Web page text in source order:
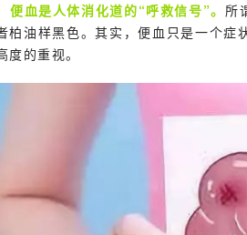
便血是人体消化道的“呼救信号”。 所
柏油样黑色。其实，便血只是一个症
度的重视。